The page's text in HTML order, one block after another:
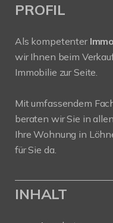
PROFIL
Als kompetenter
wir Ihnen beim
Immobilie zur Seite.
Mit umfassendem
beraten wir Sie in
Ihre Wohnung in
für Sie da.
INHALT